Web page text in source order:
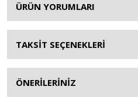
ÜRÜN YORUMLARI
TAKSİT SEÇENEKLERİ
ÖNERİLERİNİZ